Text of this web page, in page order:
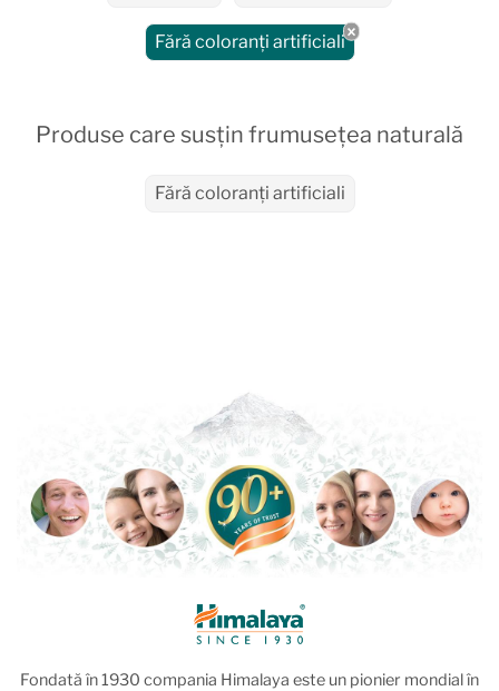
Fără coloranți artificiali
Produse care susțin frumusețea naturală
Fără coloranți artificiali
Fondată în 1930 compania Himalaya este un pionier mondial în